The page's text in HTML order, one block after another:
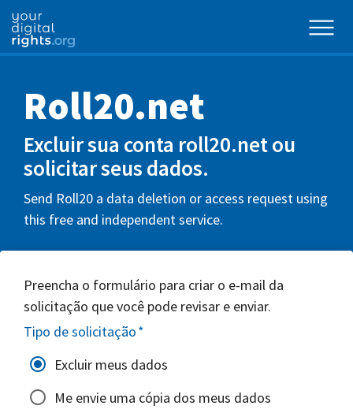
Roll20.net
Excluir sua conta roll20.net ou
solicitar seus dados.
Send Roll20 a data deletion or access request using
this free and independent service.
Preencha o formulário para criar o e-mail da
solicitação que você pode revisar e enviar.
Tipo de solicitação*
Excluir meus dados
Me envie uma cópia dos meus dados